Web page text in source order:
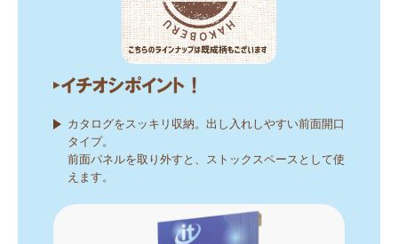
カタログをスッキリ収納。出し入れしやすい前面開口
タイプ。
前面パネルを取り外すと、ストックスペースとして使
えます。